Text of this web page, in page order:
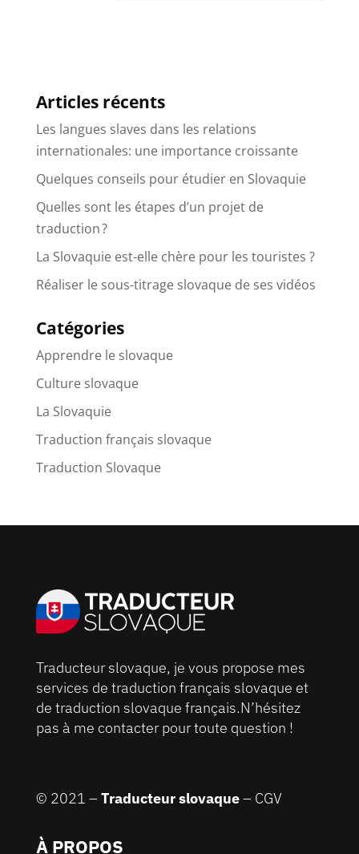
Articles récents
Les langues slaves dans les relations
internationales: une importance croissante
Quelques conseils pour étudier en Slovaquie
Quelles sont les étapes d’un projet de
traduction ?
La Slovaquie est-elle chère pour les touristes ?
Réaliser le sous-titrage slovaque de ses vidéos
Catégories
Apprendre le slovaque
Culture slovaque
La Slovaquie
Traduction français slovaque
Traduction Slovaque
Traducteur slovaque, je vous propose mes
services de traduction français slovaque et
de traduction slovaque français.N’hésitez
pas à me contacter pour toute question !
© 2021 – Traducteur slovaque– CGV
À PROPOS